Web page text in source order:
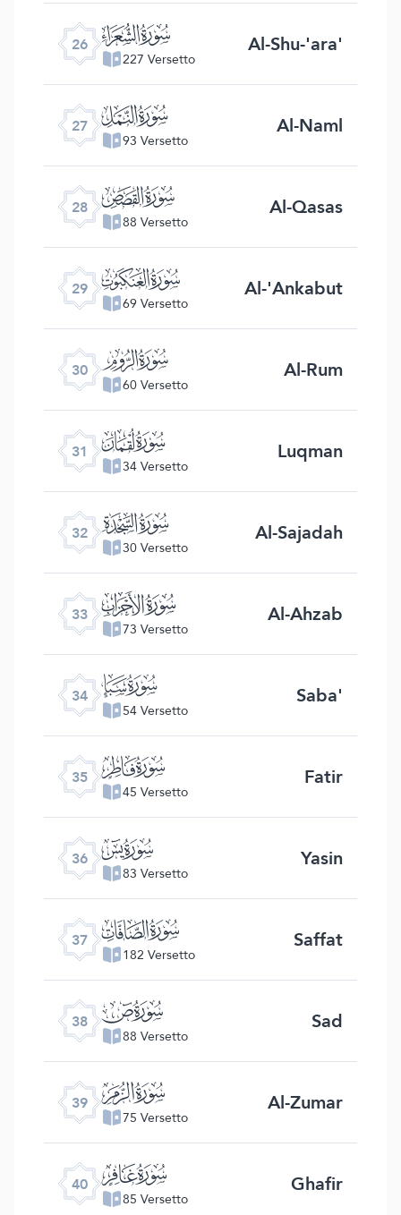
26 ﮦ
227 Versetto Al-Shu-'ara'
27 ﮧ
93 Versetto Al-Naml
28 ﮨ
88 Versetto Al-Qasas
29 ﮩ
69 Versetto Al-'Ankabut
30 ﮪ
60 Versetto Al-Rum
31 ﮫ
34 Versetto Luqman
32 ﮬ
30 Versetto Al-Sajadah
33 ﮭ
73 Versetto Al-Ahzab
34 ﮮ
54 Versetto Saba'
35 ﮯ
45 Versetto Fatir
36 ﮰ
83 Versetto Yasin
37 ﮱ
182 Versetto Saffat
38 ﯓ
88 Versetto Sad
39 ﯔ
75 Versetto Al-Zumar
40 ﯕ
85 Versetto Ghafir